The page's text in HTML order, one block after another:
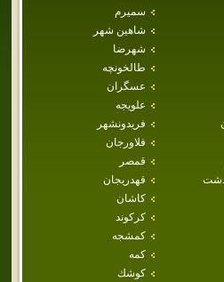
سميرم
شاهين شهر
شهرضا
طالخونچه
عسگران
علويجه
فريدونشهر
فلاورجان
قمصر
قهدريجان
كاشان
كركوند
كمشجه
كمه
كوشك